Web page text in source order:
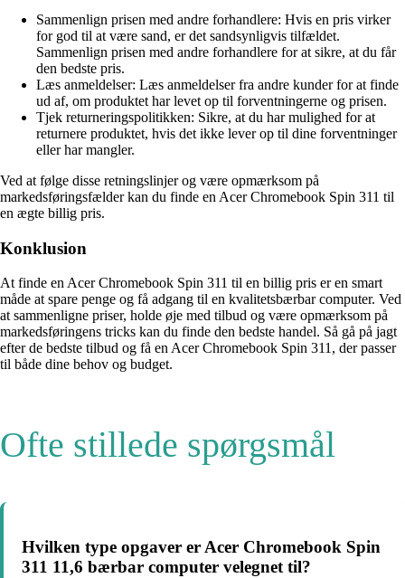
Sammenlign prisen med andre forhandlere: Hvis en pris virker
for god til at være sand, er det sandsynligvis tilfældet.
Sammenlign prisen med andre forhandlere for at sikre, at du får
den bedste pris.
Læs anmeldelser: Læs anmeldelser fra andre kunder for at finde
ud af, om produktet har levet op til forventningerne og prisen.
Tjek returneringspolitikken: Sikre, at du har mulighed for at
returnere produktet, hvis det ikke lever op til dine forventninger
eller har mangler.
Ved at følge disse retningslinjer og være opmærksom på
markedsføringsfælder kan du finde en Acer Chromebook Spin 311 til
en ægte billig pris.
Konklusion
At finde en Acer Chromebook Spin 311 til en billig pris er en smart
måde at spare penge og få adgang til en kvalitetsbærbar computer. Ved
at sammenligne priser, holde øje med tilbud og være opmærksom på
markedsføringens tricks kan du finde den bedste handel. Så gå på jagt
efter de bedste tilbud og få en Acer Chromebook Spin 311, der passer
til både dine behov og budget.
Ofte stillede spørgsmål
Hvilken type opgaver er Acer Chromebook Spin
311 11,6 bærbar computer velegnet til?